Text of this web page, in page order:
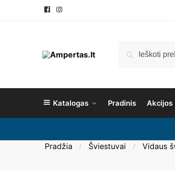
Katalogas Pradinis Akcijos
Pradžia / Šviestuvai / Vidaus